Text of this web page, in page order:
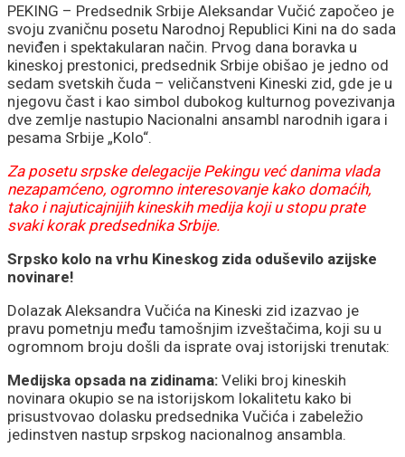
PEKING – Predsednik Srbije Aleksandar Vučić započeo je
svoju zvaničnu posetu Narodnoj Republici Kini na do sada
neviđen i spektakularan način. Prvog dana boravka u
kineskoj prestonici, predsednik Srbije obišao je jedno od
sedam svetskih čuda – veličanstveni Kineski zid, gde je u
njegovu čast i kao simbol dubokog kulturnog povezivanja
dve zemlje nastupio Nacionalni ansambl narodnih igara i
pesama Srbije „Kolo“.
Za posetu srpske delegacije Pekingu već danima vlada
nezapamćeno, ogromno interesovanje kako domaćih,
tako i najuticajnijih kineskih medija koji u stopu prate
svaki korak predsednika Srbije.
Srpsko kolo na vrhu Kineskog zida oduševilo azijske
novinare!
Dolazak Aleksandra Vučića na Kineski zid izazvao je
pravu pometnju među tamošnjim izveštačima, koji su u
ogromnom broju došli da isprate ovaj istorijski trenutak:
Medijska opsada na zidinama: Veliki broj kineskih
novinara okupio se na istorijskom lokalitetu kako bi
prisustvovao dolasku predsednika Vučića i zabeležio
jedinstven nastup srpskog nacionalnog ansambla.